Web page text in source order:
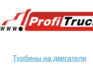
Турбины на двигатели